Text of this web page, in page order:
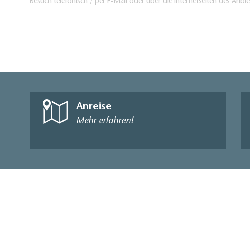
Anreise
Mehr erfahren!